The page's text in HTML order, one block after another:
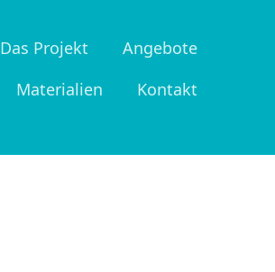
Das Projekt
Angebote
Materialien Kontakt